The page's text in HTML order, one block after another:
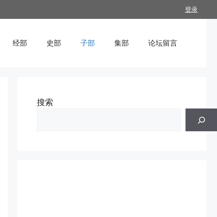
登录
经部 史部 子部 集部 论坛留言
搜索